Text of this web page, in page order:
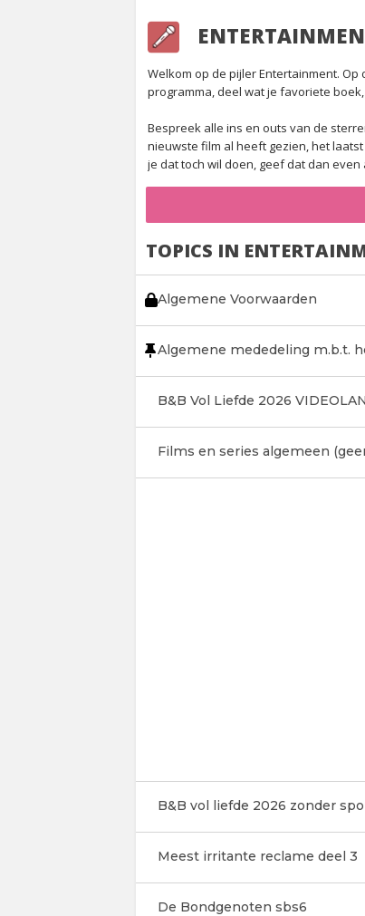
Welkom op de pijler Entertainment.
programma, deel wat je favoriete
Bespreek alle ins en outs van de
nieuwste film al heeft gezien, het
je dat toch wil doen, geef dat dan even
TOPICS IN
Algemene Voorwaarden
Algemene mededeling m.b.t.
B&B Vol Liefde 2026
Films en series algemeen
B&B vol liefde 2026 zonder
Meest irritante reclame deel 3
De Bondgenoten sbs6